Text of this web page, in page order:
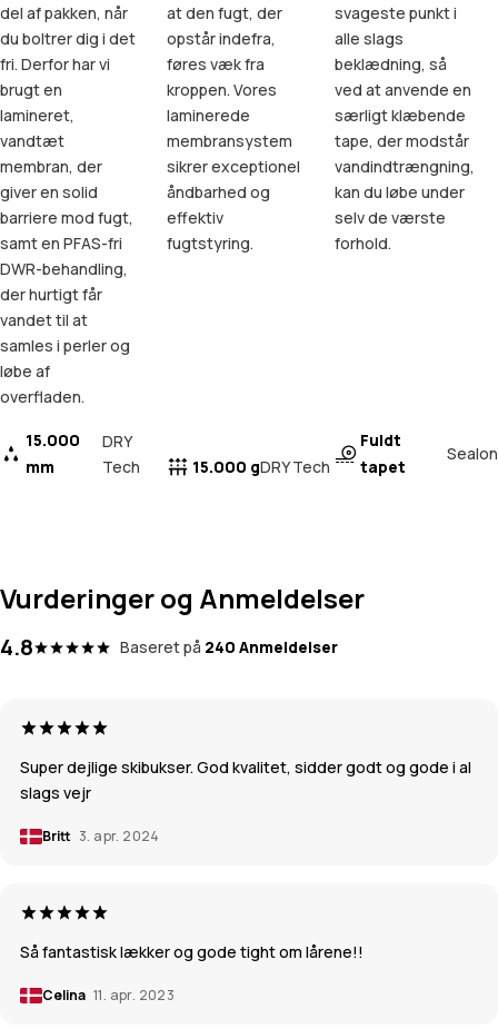
del af pakken, når
du boltrer dig i det
fri. Derfor har vi
brugt en
lamineret,
vandtæt
membran, der
giver en solid
barriere mod fugt,
samt en PFAS-fri
DWR-behandling,
der hurtigt får
vandet til at
samles i perler og
løbe af
overfladen.
15.000
mm
DRY
Tech
at den fugt, der
opstår indefra,
føres væk fra
kroppen. Vores
laminerede
membransystem
sikrer exceptionel
åndbarhed og
effektiv
fugtstyring.
15.000 gDRY Tech
svageste punkt i
alle slags
beklædning, så
ved at anvende en
særligt klæbende
tape, der modstår
vandindtrængning,
kan du løbe under
selv de værste
forhold.
Fuldt
tapet
Sealon
Vurderinger og Anmeldelser
4.8 Baseret på 240 Anmeldelser
Super dejlige skibukser. God kvalitet, sidder godt og gode i al
slags vejr
Britt 3. apr. 2024
Så fantastisk lækker og gode tight om lårene!!
Celina 11. apr. 2023